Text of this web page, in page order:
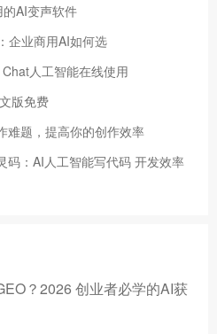
AI变声软件
企业商用AI如何选
人工智能在线使用
版免费
难题，提高你的创作效率
码：AI人工智能写代码 开发效率
？2026 创业者必学的AI获